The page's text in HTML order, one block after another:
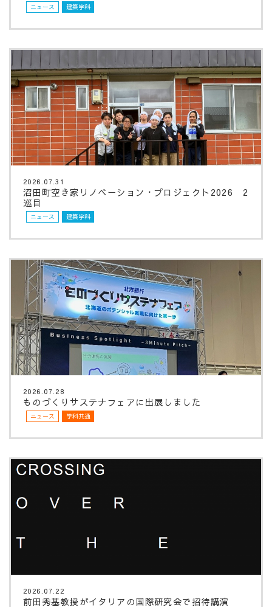
ニュース 建築学科
2026.07.31
沼田町空き家リノベーション・プロジェクト2026 2
巡目
ニュース 建築学科
2026.07.28
ものづくりサステナフェアに出展しました
ニュース 学科共通
2026.07.22
前田秀基教授がイタリアの国際研究会で招待講演